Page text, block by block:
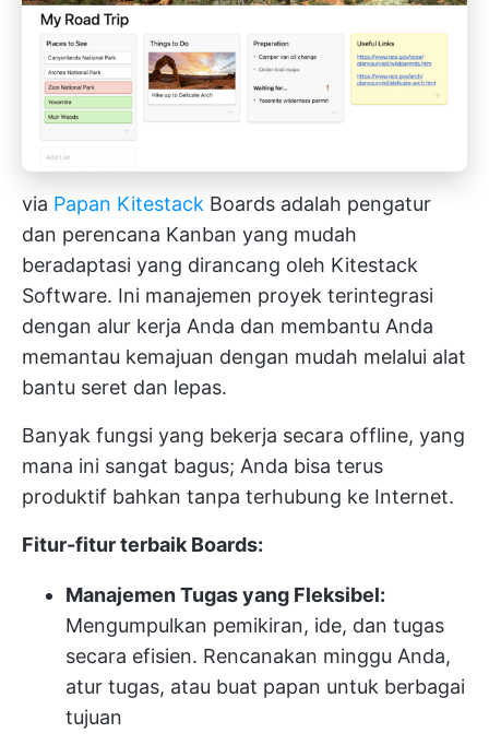
via Papan Kitestack Boards adalah pengatur
dan perencana Kanban yang mudah
beradaptasi yang dirancang oleh Kitestack
Software. Ini manajemen proyek terintegrasi
dengan alur kerja Anda dan membantu Anda
memantau kemajuan dengan mudah melalui alat
bantu seret dan lepas.
Banyak fungsi yang bekerja secara offline, yang
mana ini sangat bagus; Anda bisa terus
produktif bahkan tanpa terhubung ke Internet.
Fitur-fitur terbaik Boards:
Manajemen Tugas yang Fleksibel:
Mengumpulkan pemikiran, ide, dan tugas
secara efisien. Rencanakan minggu Anda,
atur tugas, atau buat papan untuk berbagai
tujuan